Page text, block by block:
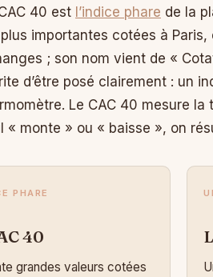
40 est l’indice phare de la
plus importantes cotées à
; son nom vient de «
d’être posé clairement : un
Le CAC 40 mesure
« monte » ou « baisse », on
PHARE
40
grandes valeurs cotées